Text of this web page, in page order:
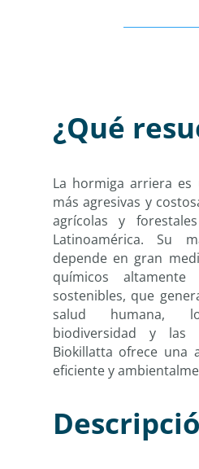
¿Qué
La hormiga arriera es
más agresivas y
agrícolas y
Latinoamérica. Su
depende en gran
químicos
sostenibles, que
salud humana,
biodiversidad y las
Biokillatta ofrece una
eficiente y